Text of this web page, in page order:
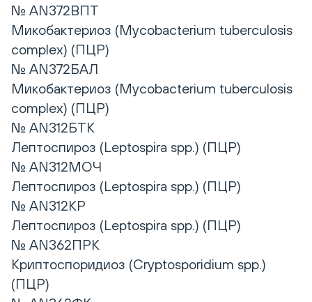
№ AN372ВПТ
Микобактериоз (Mycobacterium tuberculosis
complex) (ПЦР)
№ AN372БАЛ
Микобактериоз (Mycobacterium tuberculosis
complex) (ПЦР)
№ AN312БТК
Лептоспироз (Leptospira spp.) (ПЦР)
№ AN312МОЧ
Лептоспироз (Leptospira spp.) (ПЦР)
№ AN312КР
Лептоспироз (Leptospira spp.) (ПЦР)
№ AN362ПРК
Криптоспоридиоз (Cryptosporidium spp.)
(ПЦР)